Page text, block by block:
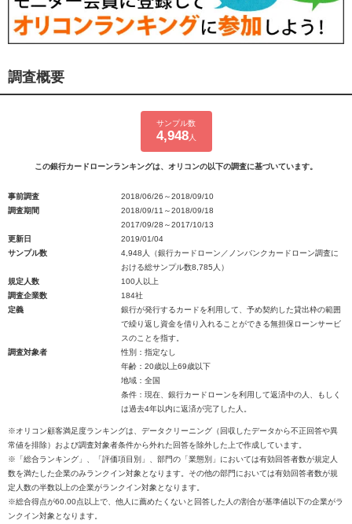
調査概要
サンプル数
4,948人
この銀行カードローンランキングは、オリコンの以下の調査に基づいています。
事前調査
2018/06/26～2018/09/10
調査期間
2018/09/11～2018/09/18
2017/09/28～2017/10/13
更新日
2019/01/04
サンプル数
4,948人（銀行カードローン／ノンバンクカードローン調査に
おける総サンプル数8,785人）
規定人数
100人以上
調査企業数
184社
定義
銀行が発行するカードを利用して、予め契約した貸出枠の範囲
で繰り返し資金を借り入れることができる無担保ローンサービ
スのことを指す。
調査対象者
性別：指定なし
年齢：20歳以上69歳以下
地域：全国
条件：現在、銀行カードローンを利用して返済中の人、もしく
は過去4年以内に返済が完了した人。
※オリコン顧客満足度ランキングは、データクリーニング（回収したデータから不正回答や異
常値を排除）および調査対象者条件から外れた回答を除外した上で作成しています。
※「総合ランキング」、「評価項目別」、部門の「業態別」においては有効回答者数が規定人
数を満たした企業のみランクイン対象となります。その他の部門においては有効回答者数が規
定人数の半数以上の企業がランクイン対象となります。
※総合得点が60.00点以上で、他人に薦めたくないと回答した人の割合が基準値以下の企業がラ
ンクイン対象となります。